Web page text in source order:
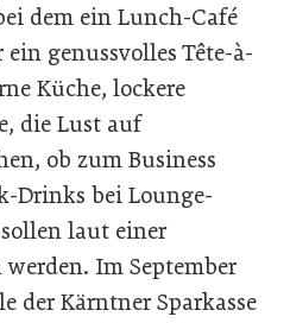
dem ein Lunch-Café
genussvolles Tête-à-
Küche, lockere
die Lust auf
ob zum Business
Drinks bei Lounge-
laut einer
Im September
der Kärntner Sparkasse